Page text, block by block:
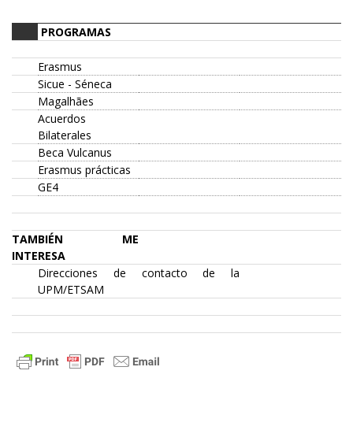
PROGRAMAS
Erasmus
Sicue - Séneca
Magalhães
Acuerdos
Bilaterales
Beca Vulcanus
Erasmus prácticas
GE4
TAMBIÉN ME
INTERESA
Direcciones de contacto de la
UPM/ETSAM